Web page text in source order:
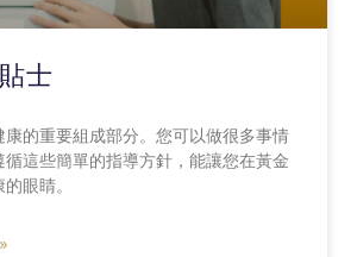
士
康的重要組成部分。您可以做很多事情
循這些簡單的指導方針，能讓您在黃金
眼睛。​